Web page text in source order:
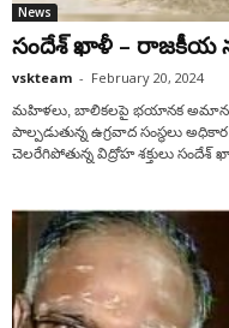
News
సందేశ్ ఖాళీ – రాజకీయ
vskteam - February 20, 2024
మహిళలు, బాలిక‌లపై భయానక అమానవీయ
పాల్ప‌డుతున్న ఉగ్ర‌వాద సంస్థ‌లు
చెల‌రేగిపోతున్న విద్రోహ శ‌క్తులు సందేశ్